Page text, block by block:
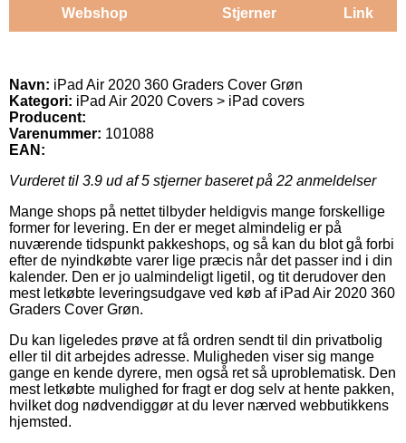
Webshop Stjerner Link
Navn: iPad Air 2020 360 Graders Cover Grøn
Kategori: iPad Air 2020 Covers > iPad covers
Producent:
Varenummer: 101088
EAN:
Vurderet til 3.9 ud af 5 stjerner baseret på 22 anmeldelser
Mange shops på nettet tilbyder heldigvis mange forskellige
former for levering. En der er meget almindelig er på
nuværende tidspunkt pakkeshops, og så kan du blot gå forbi
efter de nyindkøbte varer lige præcis når det passer ind i din
kalender. Den er jo ualmindeligt ligetil, og tit derudover den
mest letkøbte leveringsudgave ved køb af iPad Air 2020 360
Graders Cover Grøn.
Du kan ligeledes prøve at få ordren sendt til din privatbolig
eller til dit arbejdes adresse. Muligheden viser sig mange
gange en kende dyrere, men også ret så uproblematisk. Den
mest letkøbte mulighed for fragt er dog selv at hente pakken,
hvilket dog nødvendiggør at du lever nærved webbutikkens
hjemsted.